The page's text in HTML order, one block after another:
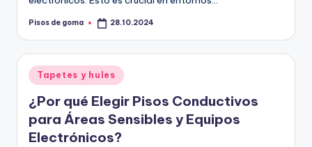
Publicado
Pisos de goma 28.10.2024
Publicado
en
Tapetes y hules
¿Por qué Elegir Pisos Conductivos
para Áreas Sensibles y Equipos
Electrónicos?